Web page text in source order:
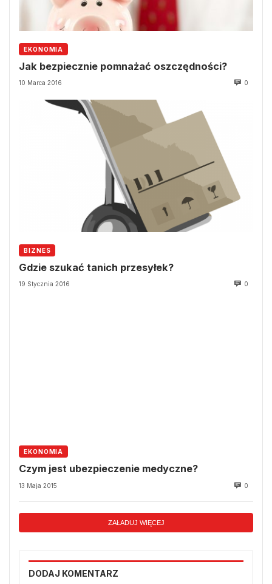
EKONOMIA
Jak bezpiecznie pomnażać oszczędności?
10 Marca 2016 0
BIZNES
Gdzie szukać tanich przesyłek?
19 Stycznia 2016 0
EKONOMIA
Czym jest ubezpieczenie medyczne?
13 Maja 2015 0
ZAŁADUJ WIĘCEJ
DODAJ KOMENTARZ